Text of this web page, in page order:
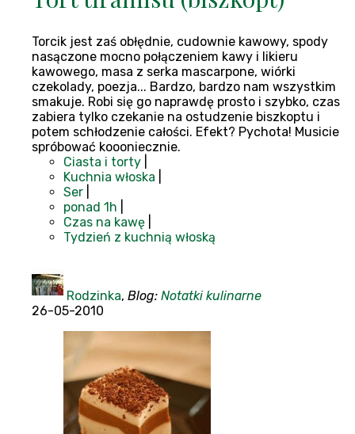
Torcik jest zaś obłędnie, cudownie kawowy, spody
nasączone mocno połączeniem kawy i likieru
kawowego, masa z serka mascarpone, wiórki
czekolady, poezja... Bardzo, bardzo nam wszystkim
smakuje. Robi się go naprawdę prosto i szybko, czas
zabiera tylko czekanie na ostudzenie biszkoptu i
potem schłodzenie całości. Efekt? Pychota! Musicie
spróbować koooniecznie.
Ciasta i torty
Kuchnia włoska
Ser
ponad 1h
Czas na kawę
Tydzień z kuchnią włoską
Rodzinka, Blog: Notatki kulinarne
26-05-2010